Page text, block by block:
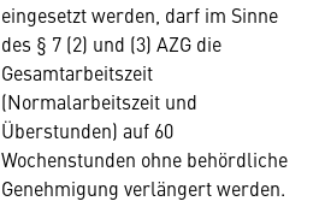
eingesetzt werden, darf im Sinne
des § 7 (2) und (3) AZG die
Gesamtarbeitszeit
(Normalarbeitszeit und
Überstunden) auf 60
Wochenstunden ohne behördliche
Genehmigung verlängert werden.